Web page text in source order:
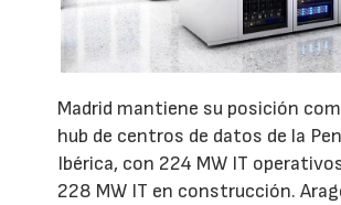
Madrid mantiene su posición
hub de centros de datos de la
Ibérica, con 224 MW IT
228 MW IT en construcción.